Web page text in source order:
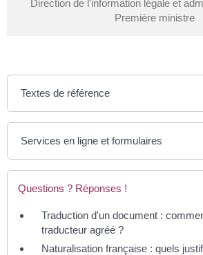
Direction de l'information légale et
Première ministre
Textes de référence
Services en ligne et formulaires
Questions ? Réponses !
Traduction d'un document :
traducteur agréé ?
Naturalisation française : quels